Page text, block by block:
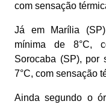
com sensação
Já em Marília
mínima de 8°C,
Sorocaba (SP), por
7°C, com sensação
Ainda segundo o